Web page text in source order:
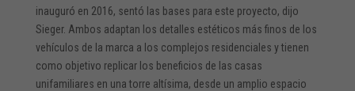
inauguró en 2016, sentó las bases para este proyecto, dijo
Sieger. Ambos adaptan los detalles estéticos más finos de los
vehículos de la marca a los complejos residenciales y tienen
como objetivo replicar los beneficios de las casas
unifamiliares en una torre altísima, desde un amplio espacio